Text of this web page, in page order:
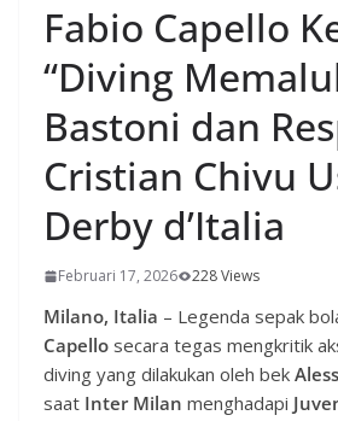
Fabio Capello
“Diving
Bastoni dan
Cristian Chivu
Derby d’Italia
Februari 17, 2026 228 Views
Milano, Italia – Legenda sepak
Capello secara tegas mengkritik
diving yang dilakukan oleh bek
saat Inter Milan menghadapi